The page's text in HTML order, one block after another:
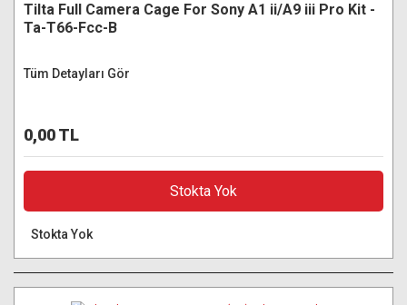
Tilta Full Camera Cage For Sony A1 ii/A9 iii Pro Kit -
Ta-T66-Fcc-B
Tüm Detayları Gör
0,00 TL
Stokta Yok
Stokta Yok